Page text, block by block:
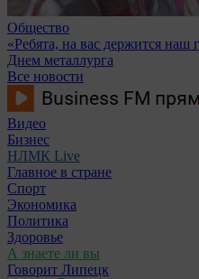
Общество
«Ребята, на вас держится наш
Днем металлурга
Все новости
Видео
Бизнес
НЛМК Live
Главное в стране
Спорт
Экономика
Политика
Здоровье
А знаете ли вы
Говорит Липецк